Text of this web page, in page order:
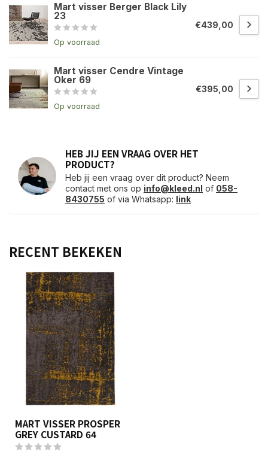
Mart visser Berger Black Lily
23
Op voorraad
€439,00
Mart visser Cendre Vintage
Oker 69
Op voorraad
€395,00
HEB JIJ EEN VRAAG OVER HET
PRODUCT?
Heb jij een vraag over dit product? Neem
contact met ons op info@kleed.nl of 058-
8430755 of via Whatsapp: link
RECENT BEKEKEN
MART VISSER PROSPER
GREY CUSTARD 64